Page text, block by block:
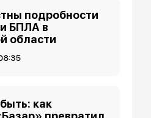
подробности
БПЛА в
области
как